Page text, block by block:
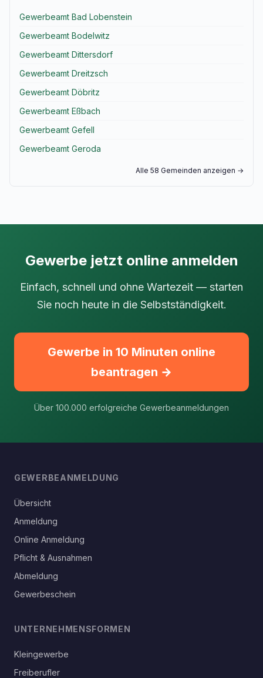
Gewerbeamt Bad Lobenstein
Gewerbeamt Bodelwitz
Gewerbeamt Dittersdorf
Gewerbeamt Dreitzsch
Gewerbeamt Döbritz
Gewerbeamt Eßbach
Gewerbeamt Gefell
Gewerbeamt Geroda
Alle 58 Gemeinden anzeigen →
Gewerbe jetzt online anmelden
Einfach, schnell und ohne Wartezeit — starten
Sie noch heute in die Selbstständigkeit.
Gewerbe in 10 Minuten online
beantragen →
Über 100.000 erfolgreiche Gewerbeanmeldungen
GEWERBEANMELDUNG
Übersicht
Anmeldung
Online Anmeldung
Pflicht & Ausnahmen
Abmeldung
Gewerbeschein
UNTERNEHMENSFORMEN
Kleingewerbe
Freiberufler